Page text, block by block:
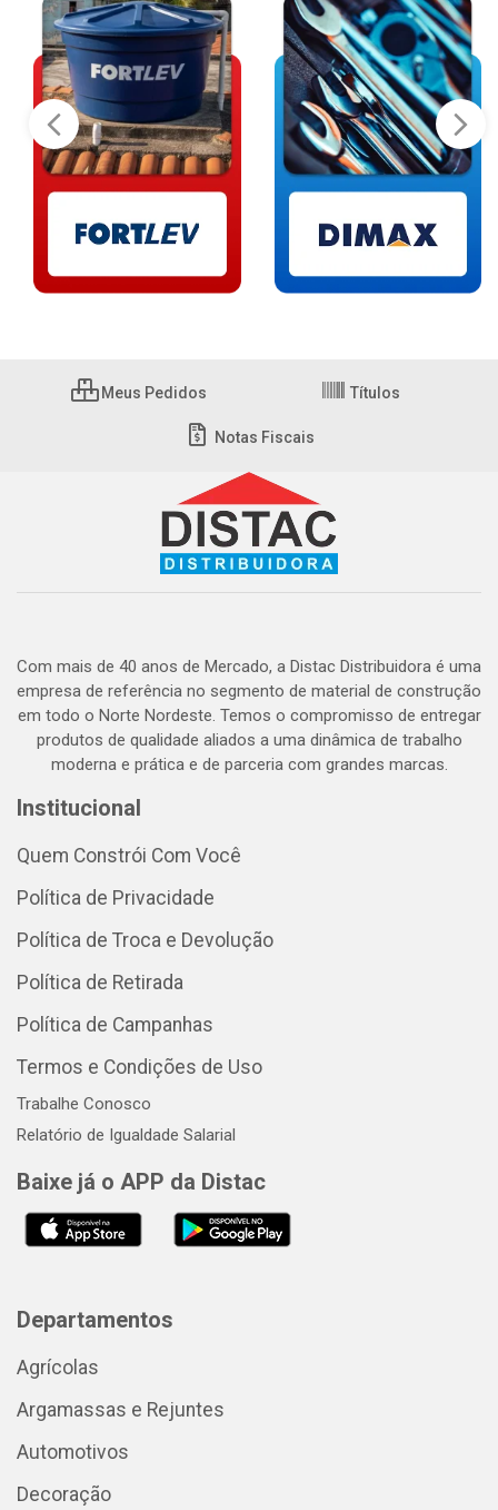
Meus Pedidos Títulos
Notas Fiscais
Com mais de 40 anos de Mercado, a Distac Distribuidora é uma
empresa de referência no segmento de material de construção
em todo o Norte Nordeste. Temos o compromisso de entregar
produtos de qualidade aliados a uma dinâmica de trabalho
moderna e prática e de parceria com grandes marcas.
Institucional
Quem Constrói Com Você
Política de Privacidade
Política de Troca e Devolução
Política de Retirada
Política de Campanhas
Termos e Condições de Uso
Trabalhe Conosco
Relatório de Igualdade Salarial
Baixe já o APP da Distac
Departamentos
Agrícolas
Argamassas e Rejuntes
Automotivos
Decoração